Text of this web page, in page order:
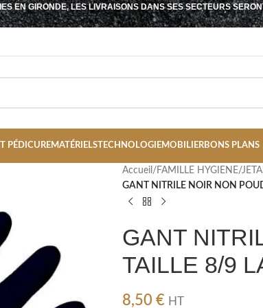
EN GIRONDE, LES LIVRAISONS DANS SES SECTEURS
PÉDICUREMATÉRIELSTECHNOLOGIEMOBILIERBONS PLANS
Accueil / FAMILLE HYGIENE/
GANT NITRILE NOIR NON
GANT
TAILLE 8/9
8,50 € HT